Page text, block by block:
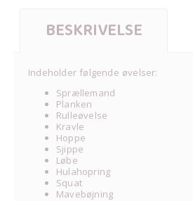
BESKRIVELSE
Indeholder følgende øvelser:
Sprællemand
Planken
Rulleøvelse
Kravle
Hoppe
Sjippe
Løbe
Hulahopring
Squat
Mavebøjning